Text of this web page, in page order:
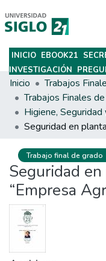
Subir
INICIO EBOOK21
INVESTIGACIÓN
Inicio
Trabajos Finales
Trabajo final de grado
Seguridad
“Empresa